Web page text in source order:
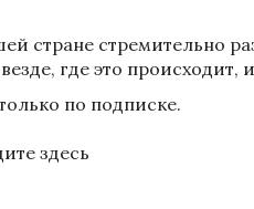
стране стремительно
где это происходит,
по подписке.
здесь